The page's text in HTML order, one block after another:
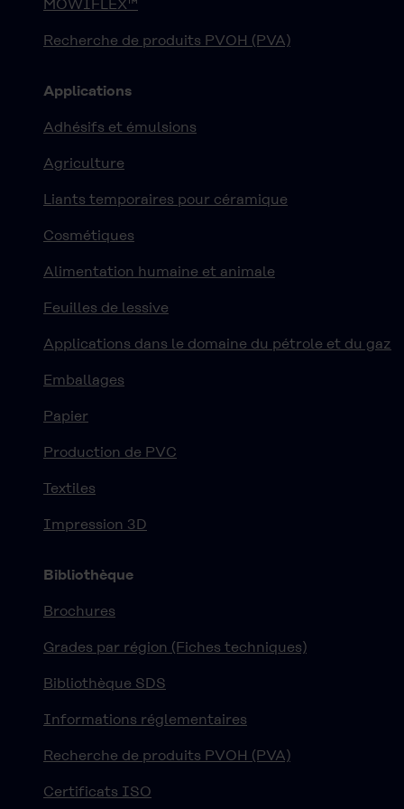
MOWIFLEX™
Recherche de produits PVOH (PVA)
Applications
Adhésifs et émulsions
Agriculture
Liants temporaires pour céramique
Cosmétiques
Alimentation humaine et animale
Feuilles de lessive
Applications dans le domaine du pétrole et du gaz
Emballages
Papier
Production de PVC
Textiles
Impression 3D
Bibliothèque
Brochures
Grades par région (Fiches techniques)
Bibliothèque SDS
Informations réglementaires
Recherche de produits PVOH (PVA)
Certificats ISO